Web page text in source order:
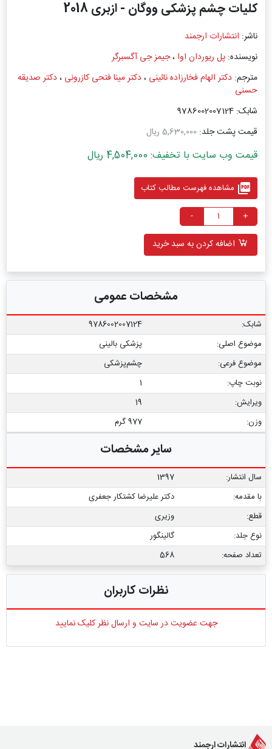
کلیات چشم پزشکی ووگان - ازبری 2018
ناشر: انتشارات ارجمند
نویسنده: پل ریوردان اوا ،جیمز جی آگسبرگر
مترجم: دکتر الهام فخارزاده نائینی ،دکتر مینا فتحی کازرونی ،دکتر صدیقه
حسنی
شابک: 9786002007124
قیمت پشت جلد: 5,630,000 ریال
قیمت وب سایت با تخفیف: 4,504,000 ریال
picture_as_pdf مشاهده فهرست مطالب کتاب
+
-
اضافه کردن به سبد خرید
مشخصات عمومی
شابک:
9786002007124
موضوع اصلی:
پزشکی بالینی
موضوع فرعی:
چشم‌پزشکی
نوبت چاپ:
1
ویرایش:
19
وزن:
977 گرم
سایر مشخصات
سال انتشار:
1397
با مقدمه:
دکتر علیرضا کشتکار جعفری
قطع:
وزیری
نوع جلد:
گالینگور
تعداد صفحه:
568
نظرات کاربران
جهت عضویت در سایت و ارسال نظر کلیک نمایید
انتشارات ارجمند